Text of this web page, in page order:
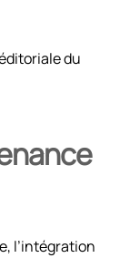
du
l’intégration